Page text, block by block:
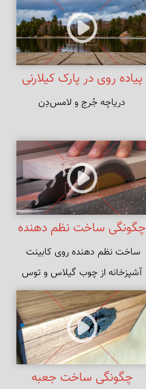
پیاده روی در پارک کیلارنی
دریاچه جُرج و لامس‌دِن
چگونگی ساخت نظم دهنده
روی کابینت
ساخت نظم دهنده روی کابینت
آشپزخانه از چوب گیلاس و توس
چگونگی ساخت جعبه